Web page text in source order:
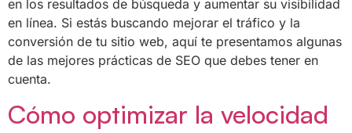
en los resultados de búsqueda y aumentar su visibilidad
en línea. Si estás buscando mejorar el tráfico y la
conversión de tu sitio web, aquí te presentamos algunas
de las mejores prácticas de SEO que debes tener en
cuenta.
Cómo optimizar la velocidad